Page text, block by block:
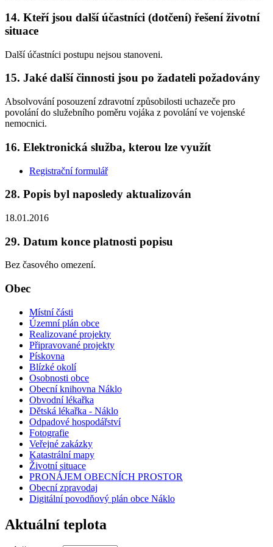
14. Kteří jsou další účastníci (dotčení) řešení životní
situace
Další účastníci postupu nejsou stanoveni.
15. Jaké další činnosti jsou po žadateli požadovány
Absolvování posouzení zdravotní způsobilosti uchazeče pro
povolání do služebního poměru vojáka z povolání ve vojenské
nemocnici.
16. Elektronická služba, kterou lze využít
Registrační formulář
28. Popis byl naposledy aktualizován
18.01.2016
29. Datum konce platnosti popisu
Bez časového omezení.
Obec
Místní části
Územní plán obce
Realizované projekty
Připravované projekty
Pískovna
Blízké okolí
Osobnosti obce
Obecní knihovna Náklo
Obvodní lékařka
Dětská lékařka - Náklo
Odpadové hospodářství
Fotografie
Veřejné zakázky
Katastrální mapy
Životní situace
PRONÁJEM OBECNÍCH PROSTOR
Obecní zpravodaj
Digitální povodňový plán obce Náklo
Aktuální teplota